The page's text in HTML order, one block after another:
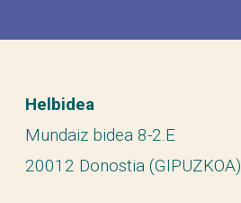
Helbidea
Mundaiz bidea 8-2.E
20012 Donostia (GIPUZKOA)